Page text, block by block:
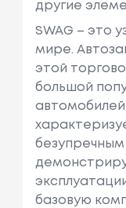
другие
SWAG – это
мире.
этой
большой
автомобилей
базовую